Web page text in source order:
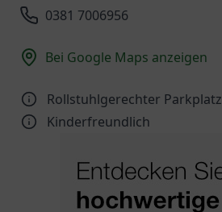
0381 7006956
Bei Google Maps anzeigen
Rollstuhlgerechter Parkplatz
Kinder­freundlich